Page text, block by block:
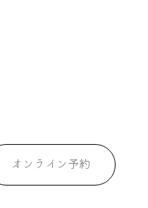
オンライン予約